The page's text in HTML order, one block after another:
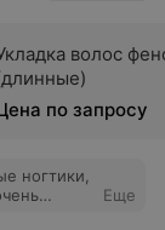
волос
по запросу
ногтики,
Еще